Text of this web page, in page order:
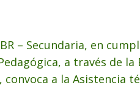
– Secundaria, en
a través de la
a la Asistencia